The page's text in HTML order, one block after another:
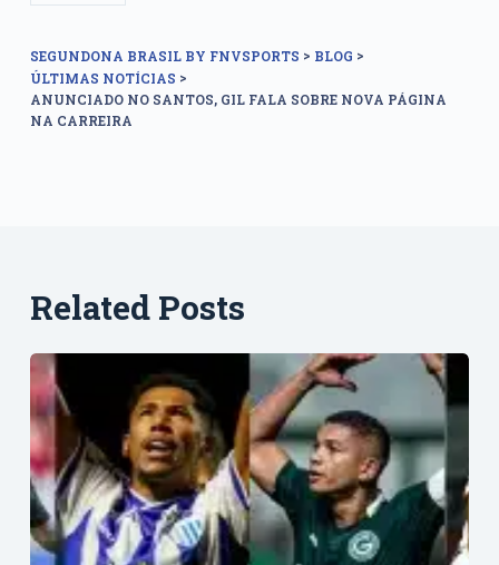
SEGUNDONA BRASIL BY FNVSPORTS > BLOG >
ÚLTIMAS NOTÍCIAS >
ANUNCIADO NO SANTOS, GIL FALA SOBRE NOVA PÁGINA
NA CARREIRA
Related Posts